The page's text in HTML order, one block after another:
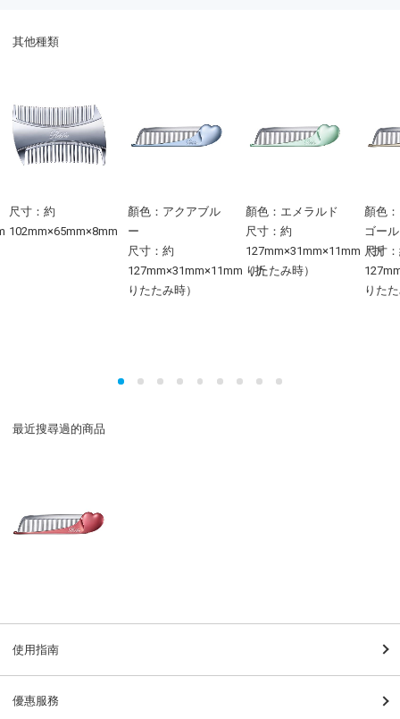
其他種類
尺寸：約
102mm×65mm×8mm
顏色：アクアブル
ー
尺寸：約
127mm×31mm×11mm（折
りたたみ時）
顏色：エメラルド
尺寸：約
127mm×31mm×11mm（折
りたたみ時）
顏色
ゴー
尺寸
りた
最近搜尋過的商品
使用指南
優惠服務